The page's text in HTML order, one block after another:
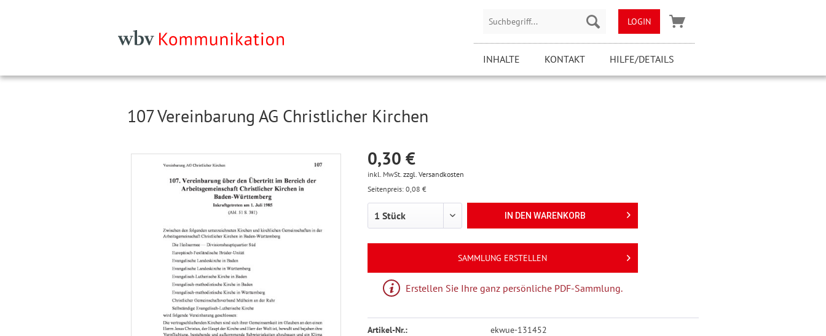
LOGIN
INHALTE KONTAKT HILFE/DETAILS
107 Vereinbarung AG Christlicher Kirchen
0,30 €
inkl. MwSt. zzgl. Versandkosten
Seitenpreis: 0,08 €
IN DEN WARENKORB
SAMMLUNG ERSTELLEN
Erstellen Sie Ihre ganz persönliche PDF-Sammlung.
Artikel-Nr.:
ekwue-131452